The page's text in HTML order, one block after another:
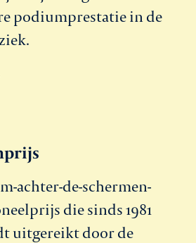
podiumprestatie in de
achter-de-schermen-
die sinds 1981
uitgereikt door de